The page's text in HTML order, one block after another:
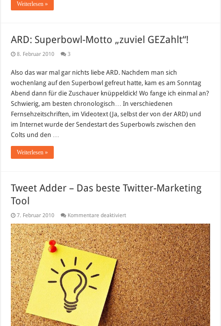
Weiterlesen »
ARD: Superbowl-Motto „zuviel GEZahlt“!
8. Februar 2010 3
Also das war mal gar nichts liebe ARD. Nachdem man sich
wochenlang auf den Superbowl gefreut hatte, kam es am Sonntag
Abend dann für die Zuschauer knüppeldick! Wo fange ich einmal an?
Schwierig, am besten chronologisch… In verschiedenen
Fernsehzeitschriften, im Videotext (Ja, selbst der von der ARD) und
im Internet wurde der Sendestart des Superbowls zwischen den
Colts und den …
Weiterlesen »
Tweet Adder – Das beste Twitter-Marketing
Tool
7. Februar 2010 Kommentare deaktiviertfür
Adder
–
Das
beste
Twitter-
Marketing
Tool